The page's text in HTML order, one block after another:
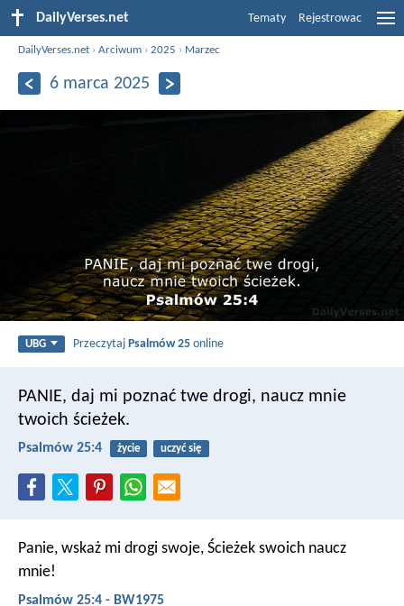
DailyVerses.net Tematy Rejestrowac
DailyVerses.net ›Arciwum ›2025 › Marzec
6 marca 2025
UBG PrzeczytajPsalmów 25 online
PANIE, daj mi poznać twe drogi, naucz mnie
twoich ścieżek.
Psalmów 25:4 życie uczyć się
Panie, wskaż mi drogi swoje, Ścieżek swoich naucz
mnie!
Psalmów 25:4 - BW1975